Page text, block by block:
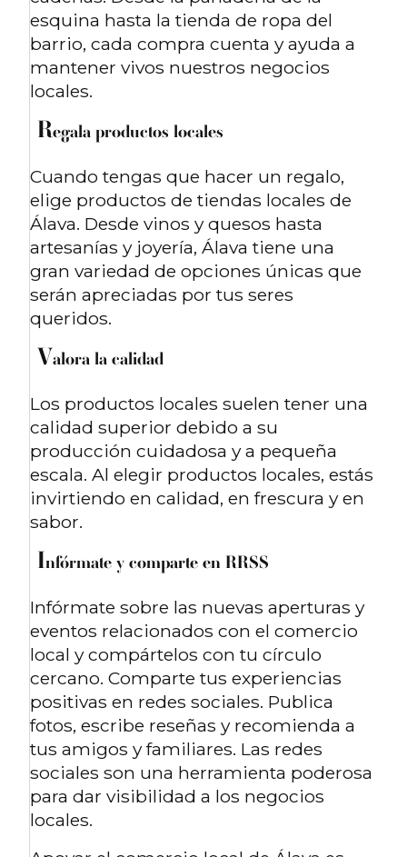
esquina hasta la tienda de ropa del
barrio, cada compra cuenta y ayuda a
mantener vivos nuestros negocios
locales.
Regala productos locales
Cuando tengas que hacer un regalo,
elige productos de tiendas locales de
Álava. Desde vinos y quesos hasta
artesanías y joyería, Álava tiene una
gran variedad de opciones únicas que
serán apreciadas por tus seres
queridos.
Valora la calidad
Los productos locales suelen tener una
calidad superior debido a su
producción cuidadosa y a pequeña
escala. Al elegir productos locales, estás
invirtiendo en calidad, en frescura y en
sabor.
Infórmate y comparte en RRSS
Infórmate sobre las nuevas aperturas y
eventos relacionados con el comercio
local y compártelos con tu círculo
cercano. Comparte tus experiencias
positivas en redes sociales. Publica
fotos, escribe reseñas y recomienda a
tus amigos y familiares. Las redes
sociales son una herramienta poderosa
para dar visibilidad a los negocios
locales.